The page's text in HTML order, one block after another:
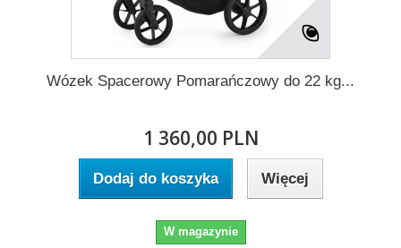
Wózek Spacerowy Pomarańczowy do 22 kg...
1 360,00 PLN
Dodaj do koszyka Więcej
W magazynie